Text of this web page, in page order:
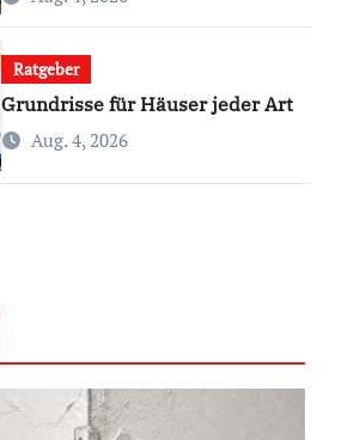
Ratgeber
Grundrisse für Häuser jeder Art
Aug. 4, 2026